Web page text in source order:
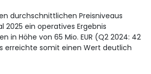
durchschnittlichen Preisniveaus
ein operatives Ergebnis
in Höhe von 65 Mio. EUR (Q2 2024: 42
erreichte somit einen Wert deutlich